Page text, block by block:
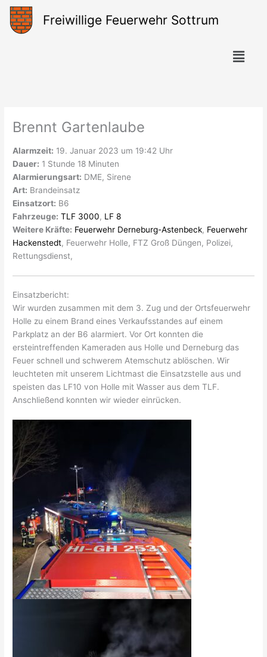
Zum
Inhalt
springen
Freiwillige Feuerwehr Sottrum
Menü
Brennt Gartenlaube
Alarmzeit: 19. Januar 2023 um 19:42 Uhr
Dauer: 1 Stunde 18 Minuten
Alarmierungsart: DME, Sirene
Art: Brandeinsatz
Einsatzort: B6
Fahrzeuge: TLF 3000, LF 8
Weitere Kräfte: Feuerwehr Derneburg-Astenbeck, Feuerwehr
Hackenstedt, Feuerwehr Holle, FTZ Groß Düngen, Polizei,
Rettungsdienst,
Einsatzbericht:
Wir wurden zusammen mit dem 3. Zug und der Ortsfeuerwehr
Holle zu einem Brand eines Verkaufsstandes auf einem
Parkplatz an der B6 alarmiert. Vor Ort konnten die
ersteintreffenden Kameraden aus Holle und Derneburg das
Feuer schnell und schwerem Atemschutz ablöschen. Wir
leuchteten mit unserem Lichtmast die Einsatzstelle aus und
speisten das LF10 von Holle mit Wasser aus dem TLF.
Anschließend konnten wir wieder einrücken.